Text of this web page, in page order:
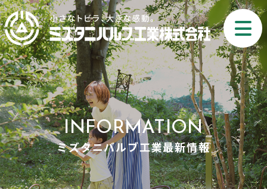
INFORMATION
ミズタニバルブ工業最新情報